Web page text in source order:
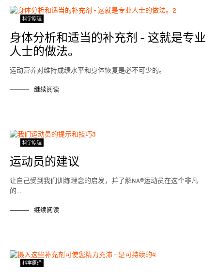
科学原理
身体分析和适当的补充剂 - 这就是专业
人士的做法。
运动营养对维持成绩水平和身体恢复是必不可少的。
继续阅读
科学原理
运动员的建议
让自己受到我们训练理念的启发，并了解NA®运动员在这个非凡
的…
继续阅读
科学原理